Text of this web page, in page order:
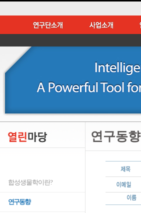
합성생물학이란?
연구동향
연구동향